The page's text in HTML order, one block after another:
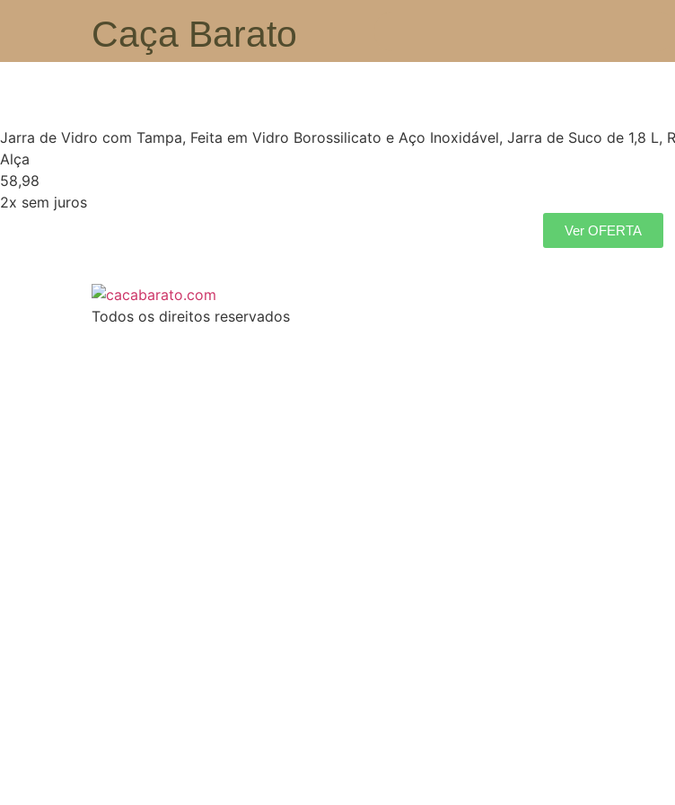
Caça Barato
Jarra de Vidro com Tampa, Feita em Vidro Borossilicato e Aço Inoxidável, Jarra de Suco de 1,8
Alça
58,98
2x sem juros
Ver OFERTA
Todos os direitos reservados